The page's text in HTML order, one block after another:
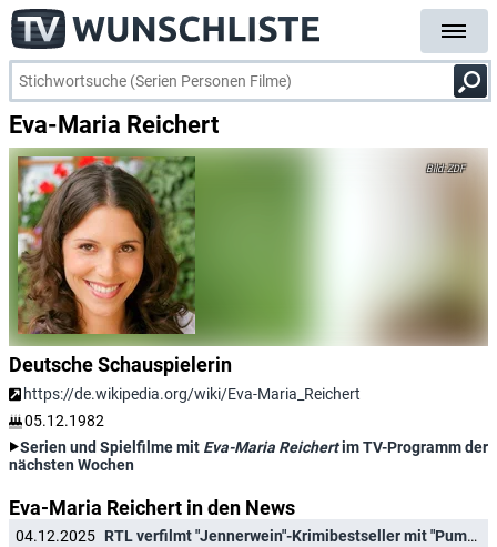
Eva-Maria Reichert
ZDF
Deutsche Schauspielerin
https://de.wikipedia.org/wiki/Eva-Maria_Reichert
05.12.1982
Serien und Spielfilme mit Eva-Maria Reichertim TV-Programm der
nächsten Wochen
Eva-Maria Reichert in den News
04.12.2025
RTL verfilmt "Jennerwein"-Krimibestseller mit "Pumuckl"-Star Florian Brückner